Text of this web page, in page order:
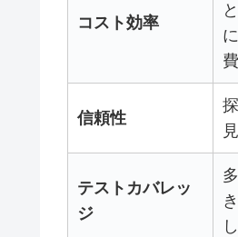
コスト効率
信頼性
テストカバレッ
ジ